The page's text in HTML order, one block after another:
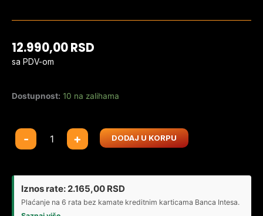
12.990,00RSD
sa PDV-om
Dostupnost: 10 na zalihama
-
Napajanje
850W
UD850GM
PG5
+ DODAJ U KORPU
Iznos rate: 2.165,00 RSD
Plaćanje na 6 rata bez kamate kreditnim karticama Banca Intesa.